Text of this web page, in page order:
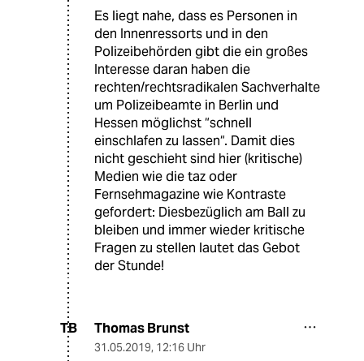
Es liegt nahe, dass es Personen in
den Innenressorts und in den
Polizeibehörden gibt die ein großes
Interesse daran haben die
rechten/rechtsradikalen Sachverhalte
um Polizeibeamte in Berlin und
Hessen möglichst “schnell
einschlafen zu lassen“. Damit dies
nicht geschieht sind hier (kritische)
Medien wie die taz oder
Fernsehmagazine wie Kontraste
gefordert: Diesbezüglich am Ball zu
bleiben und immer wieder kritische
Fragen zu stellen lautet das Gebot
der Stunde!
TB Thomas Brunst
31.05.2019, 12:16 Uhr